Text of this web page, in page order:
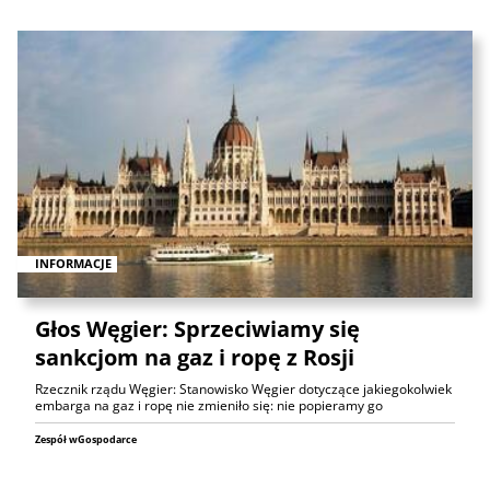
INFORMACJE
Głos Węgier: Sprzeciwiamy się
sankcjom na gaz i ropę z Rosji
Rzecznik rządu Węgier: Stanowisko Węgier dotyczące jakiegokolwiek
embarga na gaz i ropę nie zmieniło się: nie popieramy go
Zespół wGospodarce